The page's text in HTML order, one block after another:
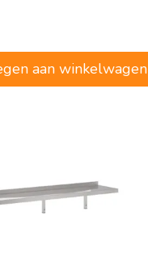
aan winkelwagen